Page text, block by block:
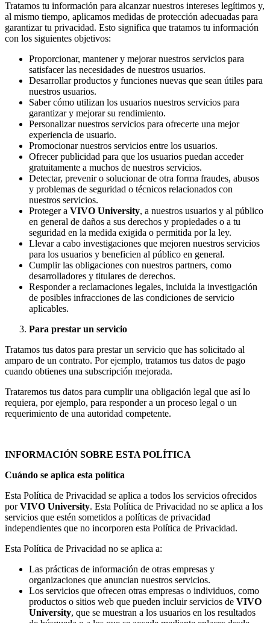
Tratamos tu información para alcanzar nuestros intereses legítimos y,
al mismo tiempo, aplicamos medidas de protección adecuadas para
garantizar tu privacidad. Esto significa que tratamos tu información
con los siguientes objetivos:
Proporcionar, mantener y mejorar nuestros servicios para
satisfacer las necesidades de nuestros usuarios.
Desarrollar productos y funciones nuevas que sean útiles para
nuestros usuarios.
Saber cómo utilizan los usuarios nuestros servicios para
garantizar y mejorar su rendimiento.
Personalizar nuestros servicios para ofrecerte una mejor
experiencia de usuario.
Promocionar nuestros servicios entre los usuarios.
Ofrecer publicidad para que los usuarios puedan acceder
gratuitamente a muchos de nuestros servicios.
Detectar, prevenir o solucionar de otra forma fraudes, abusos
y problemas de seguridad o técnicos relacionados con
nuestros servicios.
Proteger a VIVO University, a nuestros usuarios y al público
en general de daños a sus derechos y propiedades o a tu
seguridad en la medida exigida o permitida por la ley.
Llevar a cabo investigaciones que mejoren nuestros servicios
para los usuarios y beneficien al público en general.
Cumplir las obligaciones con nuestros partners, como
desarrolladores y titulares de derechos.
Responder a reclamaciones legales, incluida la investigación
de posibles infracciones de las condiciones de servicio
aplicables.
Para prestar un servicio
Tratamos tus datos para prestar un servicio que has solicitado al
amparo de un contrato. Por ejemplo, tratamos tus datos de pago
cuando obtienes una subscripción mejorada.
Trataremos tus datos para cumplir una obligación legal que así lo
requiera, por ejemplo, para responder a un proceso legal o un
requerimiento de una autoridad competente.
INFORMACIÓN SOBRE ESTA POLÍTICA
Cuándo se aplica esta política
Esta Política de Privacidad se aplica a todos los servicios ofrecidos
porVIVO University. Esta Política de Privacidad no se aplica a los
servicios que estén sometidos a políticas de privacidad
independientes que no incorporen esta Política de Privacidad.
Esta Política de Privacidad no se aplica a:
Las prácticas de información de otras empresas y
organizaciones que anuncian nuestros servicios.
Los servicios que ofrecen otras empresas o individuos, como
productos o sitios web que pueden incluir servicios de VIVO
University, que se muestran a los usuarios en los resultados